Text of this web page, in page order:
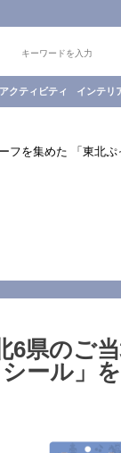
アクティビティ インテリ
フを集めた 「東北
6県のご
ール」